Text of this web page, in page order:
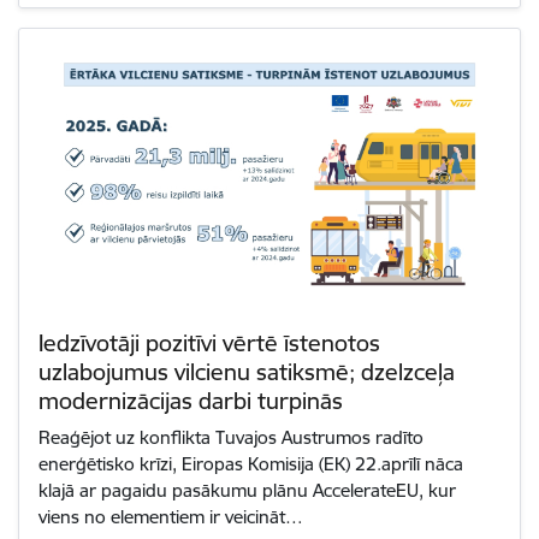
Iedzīvotāji pozitīvi vērtē īstenotos
uzlabojumus vilcienu satiksmē; dzelzceļa
modernizācijas darbi turpinās
Reaģējot uz konflikta Tuvajos Austrumos radīto
enerģētisko krīzi, Eiropas Komisija (EK) 22.aprīlī nāca
klajā ar pagaidu pasākumu plānu AccelerateEU, kur
viens no elementiem ir veicināt…